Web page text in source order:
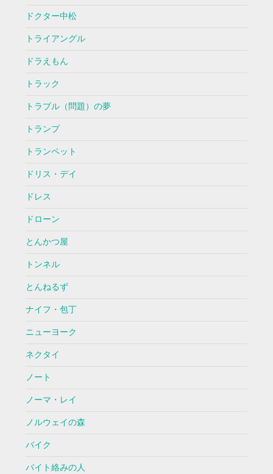
ドクター中松
トライアングル
ドラえもん
トラック
トラブル（問題）の夢
トランプ
トランペット
ドリス・デイ
ドレス
ドローン
とんかつ屋
トンネル
とんねるず
ナイフ・包丁
ニューヨーク
ネクタイ
ノート
ノーマ・レイ
ノルウェイの森
バイク
バイト絡みの人